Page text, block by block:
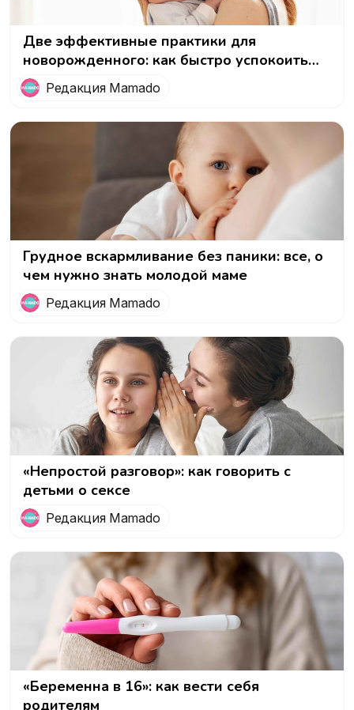
Две эффективные практики для
новорожденного: как быстро успокоить
малышаРедакция Mamado
Грудное вскармливание без паники: все, о
чем нужно знать молодой маме
Редакция Mamado
«Непростой разговор»: как говорить с
детьми о сексе
Редакция Mamado
«Беременна в 16»: как вести себя
родителям